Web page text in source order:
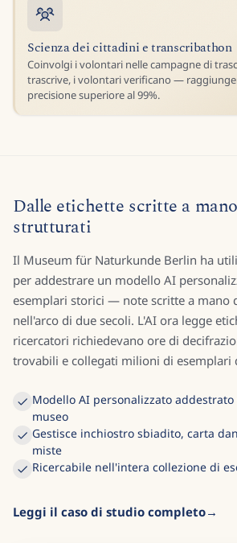
Scienza dei cittadini e transcribathon
Coinvolgi i volontari nelle campagne di
trascrive, i volontari verificano —
precisione superiore al 99%.
Dalle etichette scritte a
strutturati
Il Museum für Naturkunde Berlin ha
per addestrare un modello AI
esemplari storici — note scritte a mano
nell'arco di due secoli. L'AI ora legge
ricercatori richiedevano ore di
trovabili e collegati milioni di esemplari
Modello AI personalizzato
museo
Gestisce inchiostro sbiadito, carta
miste
Ricercabile nell'intera collezione di
Leggi il caso di studio completo